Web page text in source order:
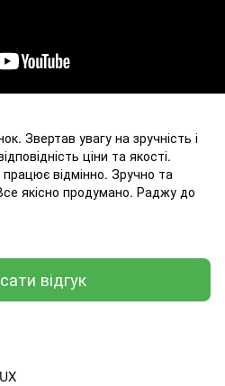
Звертав увагу на зручність і
ціни та якості.
відмінно. Зручно та
якісно продумано. Раджу до
відгук